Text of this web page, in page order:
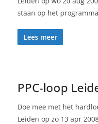
staan op het
Lees meer
PPC-loop
Doe mee met het
Leiden op zo 13 apr